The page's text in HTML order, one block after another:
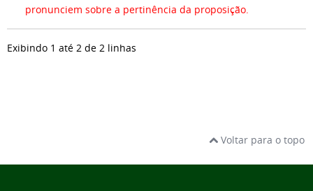
pronunciem sobre a pertinência da proposição.
Exibindo 1 até 2 de 2 linhas
Voltar para o topo